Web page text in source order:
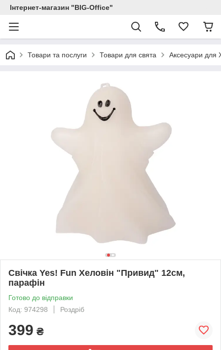
Інтернет-магазин "BIG-Office"
Товари та послуги Товари для свята Аксесуари для
Свічка Yes! Fun Хеловін "Привид" 12см,
парафін
Готово до відправки
Код: 974298
Роздріб
399 ₴